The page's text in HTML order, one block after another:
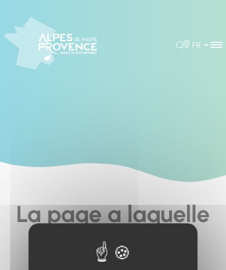
Rechercher
Choisir la
La page a laquelle
vous cherchez à
accéder n'existe